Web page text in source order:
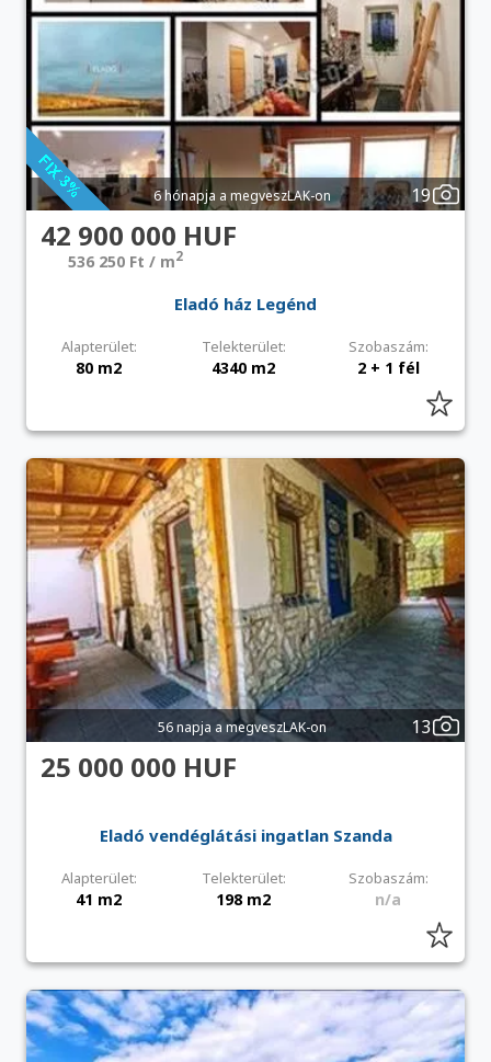
6 hónapja a megveszLAK-on 19
42 900 000 HUF
536 250 Ft / m2
Eladó ház Legénd
Alapterület: Telekterület: Szobaszám:
80 m2 4340 m2 2 + 1 fél
56 napja a megveszLAK-on 13
25 000 000 HUF
Eladó vendéglátási ingatlan Szanda
Alapterület: Telekterület: Szobaszám:
41 m2 198 m2 n/a